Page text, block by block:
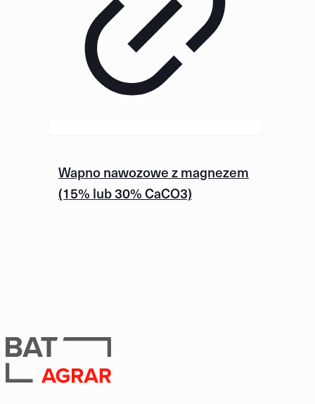
Wapno nawozowe z magnezem
(15% lub 30% CaCO3)